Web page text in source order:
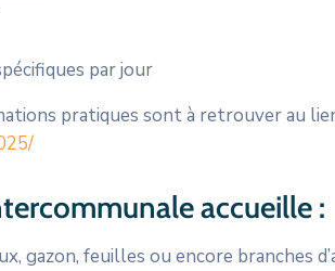
par jour
pratiques sont à retrouver au
accueille :
gazon, feuilles ou encore branches